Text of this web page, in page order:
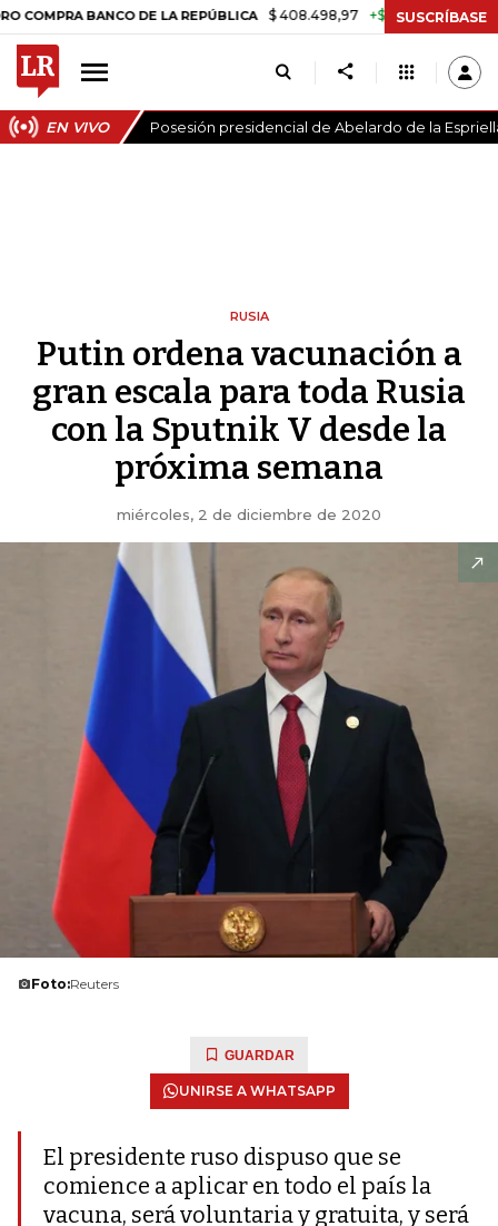
BANCO DE LA REPÚBLICA $ 408.498,97 +$ 8.753,81 +2,19%
SUSCRÍBASE
EN VIVO Posesión presidencial de Abelardo de la
RUSIA
Putin ordena vacunación a
gran escala para toda Rusia
con la Sputnik V desde la
próxima semana
miércoles, 2 de diciembre de 2020
Foto:Reuters
GUARDAR
UNIRSE A WHATSAPP
El presidente ruso dispuso que se
comience a aplicar en todo el país la
vacuna, será voluntaria y gratuita, y será